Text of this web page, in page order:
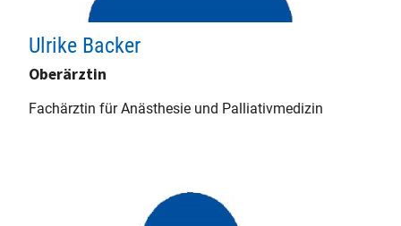
Ulrike Backer
Oberärztin
Fachärztin für Anästhesie und Palliativmedizin